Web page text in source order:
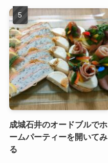
成城石井のオードブルでホ
ームパーティーを開いてみ
る